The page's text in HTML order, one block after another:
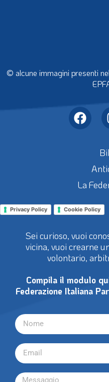
© alcune immagini presenti
La
Privacy Policy Cookie Policy
Sei curioso, vuoi
vicina, vuoi crearne
volontario,
Compila il modulo
Federazione Italiana